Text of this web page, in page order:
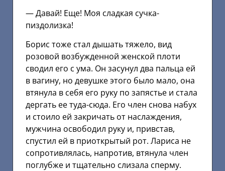
— Давай! Еще! Моя сладкая сучка-
пиздолизка!
Борис тоже стал дышать тяжело, вид
розовой возбужденной женской плоти
сводил его с ума. Он засунул два пальца ей
в вагину, но девушке этого было мало, она
втянула в себя его руку по запястье и стала
дергать ее туда-сюда. Его член снова набух
и стоило ей закричать от наслаждения,
мужчина освободил руку и, привстав,
спустил ей в приоткрытый рот. Лариса не
сопротивлялась, напротив, втянула член
поглубже и тщательно слизала сперму.